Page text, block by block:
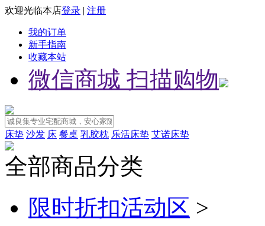
欢迎光临本店登录 | 注册
我的订单
新手指南
收藏本站
微信商城 扫描购物
床垫 沙发 床 餐桌 乳胶枕 乐活床垫 艾诺床垫
全部商品分类
限时折扣活动区 >